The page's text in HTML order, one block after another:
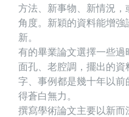
方法、新事物、新情況
角度。新穎的資料能增
新。
有的畢業論文選擇一些
面孔、老腔調，擺出的資
字、事例都是幾十年以
得蒼白無力。
撰寫學術論文主要以新而